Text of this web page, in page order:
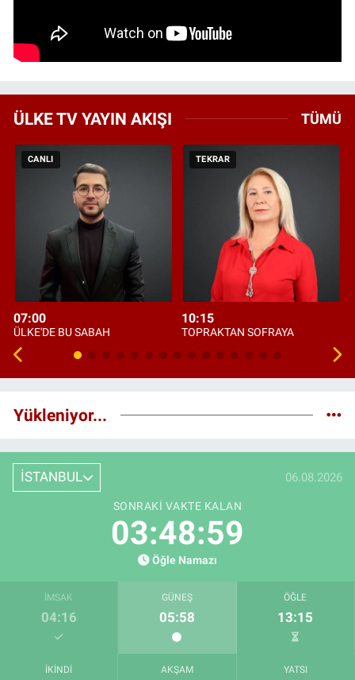
ÜLKE TV YAYIN AKIŞI TÜMÜ
CANLI
07:00
ÜLKE'DE BU SABAH
TEKRAR
10:15
TOPRAKTAN SOFRAYA
Yükleniyor...
İSTANBUL 06.08.2026
SONRAKI VAKTE KALAN
03:48:59
Öğle Namazı
İMSAK
04:16
GÜNEŞ
05:58
ÖĞLE
13:15
İKINDI AKŞAM YATSI